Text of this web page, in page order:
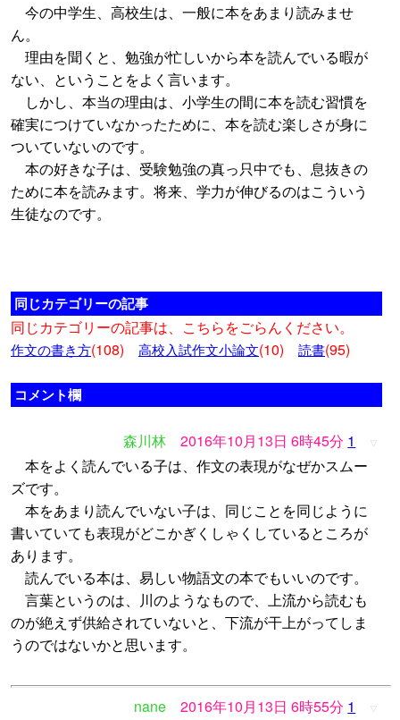
今の中学生、高校生は、一般に本をあまり読みませ
ん。
理由を聞くと、勉強が忙しいから本を読んでいる暇が
ない、ということをよく言います。
しかし、本当の理由は、小学生の間に本を読む習慣を
確実につけていなかったために、本を読む楽しさが身に
ついていないのです。
本の好きな子は、受験勉強の真っ只中でも、息抜きの
ために本を読みます。将来、学力が伸びるのはこういう
生徒なのです。
同じカテゴリーの記事
同じカテゴリーの記事は、こちらをごらんください。
作文の書き方(108) 高校入試作文小論文(10) 読書(95)
コメント欄
森川林 2016年10月13日 6時45分 1 ▽
本をよく読んでいる子は、作文の表現がなぜかスムー
ズです。
本をあまり読んでいない子は、同じことを同じように
書いていても表現がどこかぎくしゃくしているところが
あります。
読んでいる本は、易しい物語文の本でもいいのです。
言葉というのは、川のようなもので、上流から読むも
のが絶えず供給されていないと、下流が干上がってしま
うのではないかと思います。
nane 2016年10月13日 6時55分 1 ▽